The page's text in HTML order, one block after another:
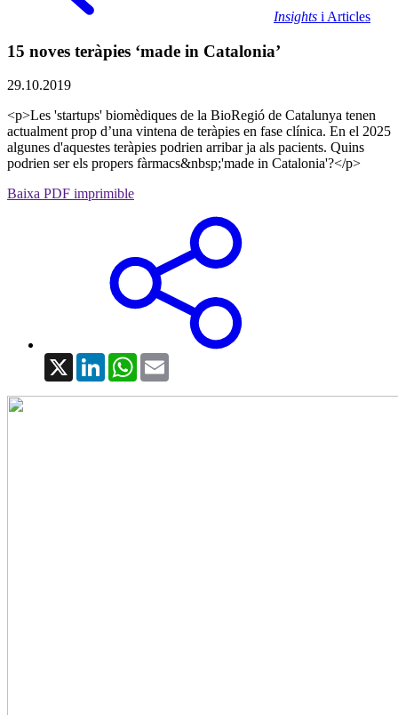
Insights i Articles
15 noves teràpies ‘made in Catalonia’
29.10.2019
<p>Les 'startups' biomèdiques de la BioRegió de Catalunya tenen
actualment prop d’una vintena de teràpies en fase clínica. En el 2025
algunes d'aquestes teràpies podrien arribar ja als pacients. Quins
podrien ser els propers fàrmacs&nbsp;'made in Catalonia'?</p>
Baixa PDF imprimible
X LinkedInWhatsApp